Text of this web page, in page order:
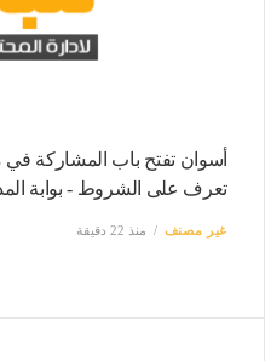
أسوان تفتح باب المشاركة في
تعرف على الشروط - بوابة
غير مصنف منذ 22 دقيقة